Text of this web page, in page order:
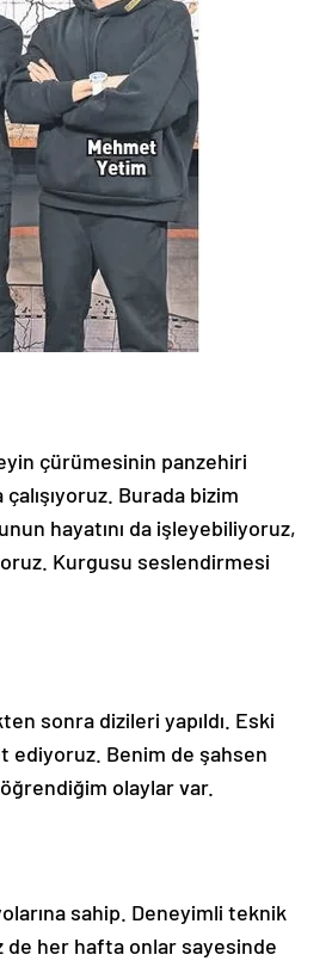
çürümesinin panzehiri
Burada bizim
hayatını da işleyebiliyoruz,
Kurgusu seslendirmesi
sonra dizileri yapıldı. Eski
ediyoruz. Benim de şahsen
olaylar var.
sahip. Deneyimli teknik
de her hafta onlar sayesinde